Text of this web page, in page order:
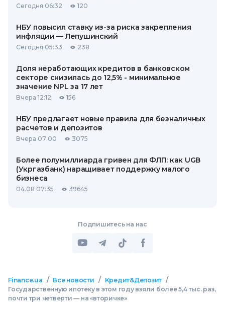
Сегодня 06:32 120
НБУ повысил ставку из-за риска закрепления
инфляции — Лепушинский
Сегодня 05:33 238
Доля неработающих кредитов в банковском
секторе снизилась до 12,5% - минимальное
значение NPL за 17 лет
Вчера 12:12 156
НБУ предлагает новые правила для безналичных
расчетов и депозитов
Вчера 07:00 3075
Более полумиллиарда гривен для ФЛП: как UGB
(Укргазбанк) наращивает поддержку малого
бизнеса
04.08 07:35 39645
Подпишитесь на нас
Finance.ua / Все новости / Кредит&Депозит /
Государственную ипотеку в этом году взяли более 5,4 тыс. раз,
почти три четверти — на «вторичке»